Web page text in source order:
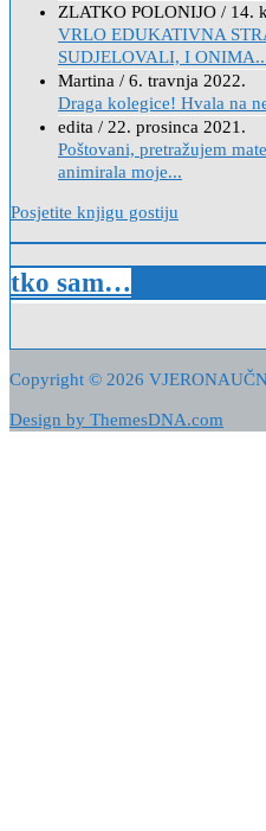
ZLATKO POLONIJO / 14.
VRLO EDUKATIVNA
SUDJELOVALI, I
Martina / 6. travnja 2022.
Draga kolegice! Hvala na
edita / 22. prosinca 2021.
Poštovani, pretražujem
animirala moje...
Posjetite knjigu gostiju
tko sam…
Copyright © 2026
Design by ThemesDNA.com